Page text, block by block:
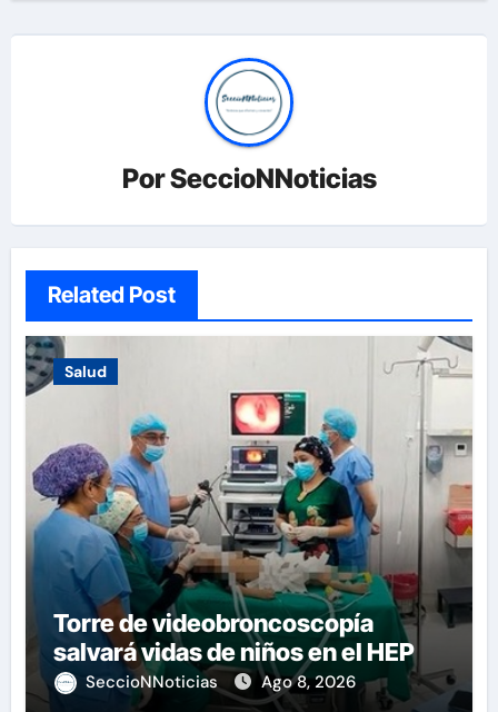
PorSeccioNNoticias
Related Post
Salud
Torre de videobroncoscopía
salvará vidas de niños en el HEP
SeccioNNoticias Ago 8, 2026